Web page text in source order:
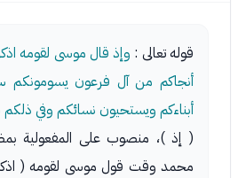
قوله تعالى : وإذ قال موسى لقومه
أنجاكم من آل فرعون يسومونكم
أبناءكم ويستحيون نسائكم وفي
( إذ )، منصوب على المفعولية
محمد وقت قول موسى لقومه (